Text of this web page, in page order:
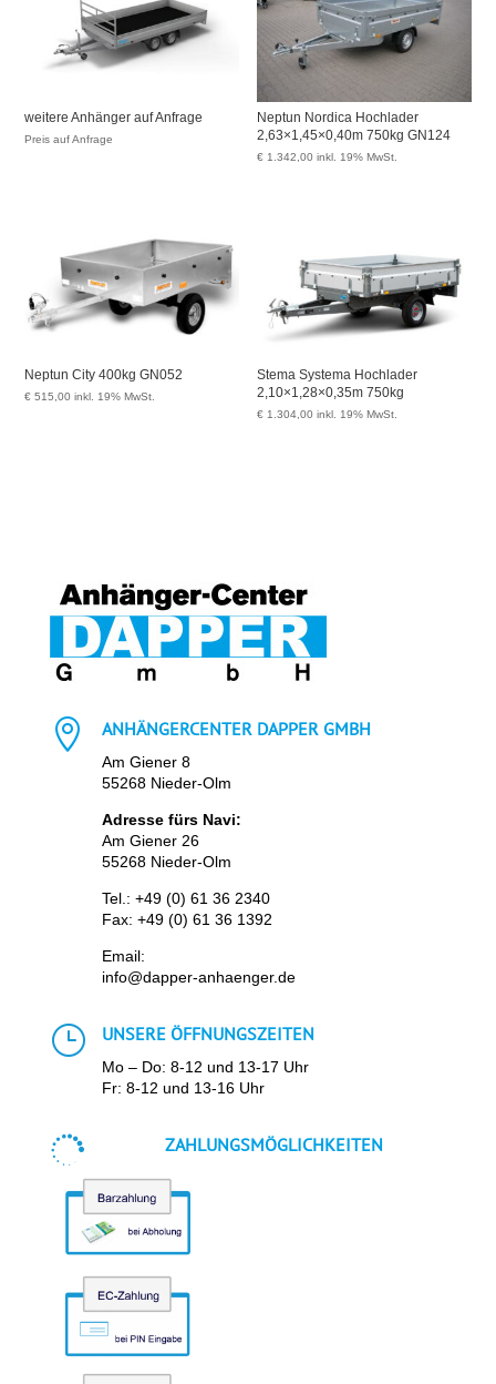
weitere Anhänger auf Anfrage
Preis auf Anfrage
Neptun Nordica Hochlader
2,63×1,45×0,40m 750kg GN124
€ 1.342,00 inkl. 19% MwSt.
Neptun City 400kg GN052
€ 515,00 inkl. 19% MwSt.
Stema Systema Hochlader
2,10×1,28×0,35m 750kg
€ 1.304,00 inkl. 19% MwSt.
 ANHÄNGERCENTER DAPPER GMBH
Am Giener 8
55268 Nieder-Olm
Adresse fürs Navi:
Am Giener 26
55268 Nieder-Olm
Tel.: +49 (0) 61 36 2340
Fax: +49 (0) 61 36 1392
Email:
info@dapper-anhaenger.de
} UNSERE ÖFFNUNGSZEITEN
Mo – Do: 8-12 und 13-17 Uhr
Fr: 8-12 und 13-16 Uhr
 ZAHLUNGSMÖGLICHKEITEN